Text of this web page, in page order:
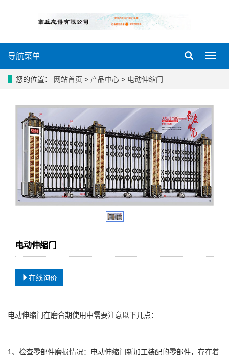
导
导航菜单
您的位置： 网站首页 > 产品中心 > 电动伸缩门
电动伸缩门
在线询价
电动伸缩门在磨合期使用中需要注意以下几点：
1、检查零部件磨损情况：电动伸缩门新加工装配的零部件，存在着